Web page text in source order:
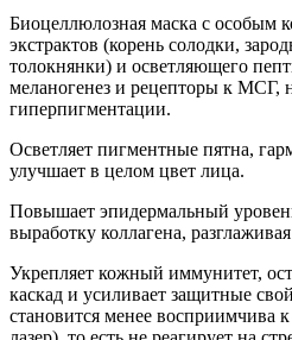
Биоцеллюлозная маска с особым
экстрактов (корень солодки,
толокнянки) и осветляющего
меланогенез и рецепторы к МСГ,
гиперпигментации.
Осветляет пигментные пятна,
улучшает в целом цвет лица.
Повышает эпидермальный
выработку коллагена,
Укрепляет кожный иммунитет,
каскад и усиливает защитные
становится менее восприимчива